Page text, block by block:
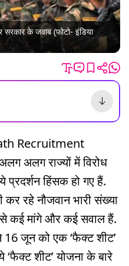
के जवाब (फोटो- इंडिया
Recruitment
अलग राज्यों में विरोध
प्रदर्शन हिंसक हो गए हैं.
कर रहे नौजवान भारी संख्या
कई मांगे और कई सवाल हैं.
16 जून को एक ‘फैक्ट शीट’
‘फैक्ट शीट’ योजना के बारे